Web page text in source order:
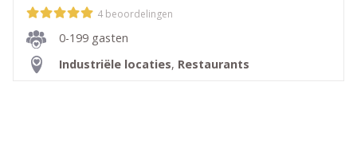
4 beoordelingen
0-199 gasten
Industriële locaties, Restaurants